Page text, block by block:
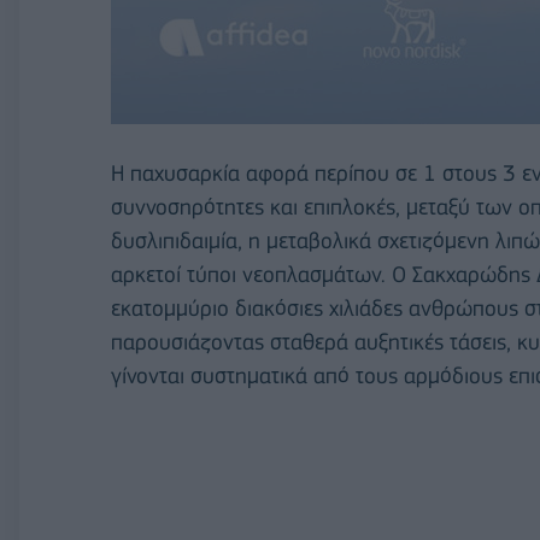
Η παχυσαρκία αφορά περίπου σε 1 στους 3
συννοσηρότητες και επιπλοκές, μεταξύ
δυσλιπιδαιμία, η μεταβολικά σχετιζόμενη
αρκετοί τύποι νεοπλασμάτων. Ο
εκατομμύριο διακόσιες χιλιάδες
παρουσιάζοντας σταθερά αυξητικές τάσεις,
γίνονται συστηματικά από τους αρμόδιους